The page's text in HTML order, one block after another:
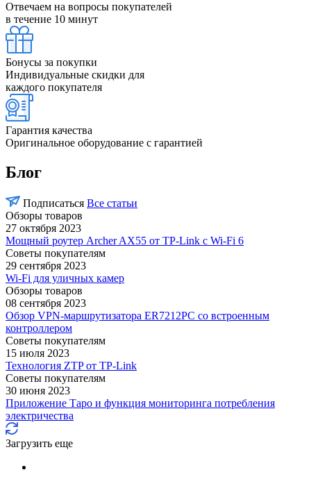
Отвечаем на вопросы покупателей
в течение 10 минут
Бонусы за покупки
Индивидуальные скидки для
каждого покупателя
Гарантия качества
Оригинальное оборудование с гарантией
Блог
Подписаться Все статьи
Обзоры товаров
27 октября 2023
Мощный роутер Archer AX55 от TP-Link c Wi-Fi 6
Советы покупателям
29 сентября 2023
Wi-Fi для уличных камер
Обзоры товаров
08 сентября 2023
Обзор VPN‑маршрутизатора ER7212PC со встроенным
контроллером
Советы покупателям
15 июля 2023
Технология ZTP от TP-Link
Советы покупателям
30 июня 2023
Приложение Таро и функция мониторинга потребления
электричества
Загрузить еще